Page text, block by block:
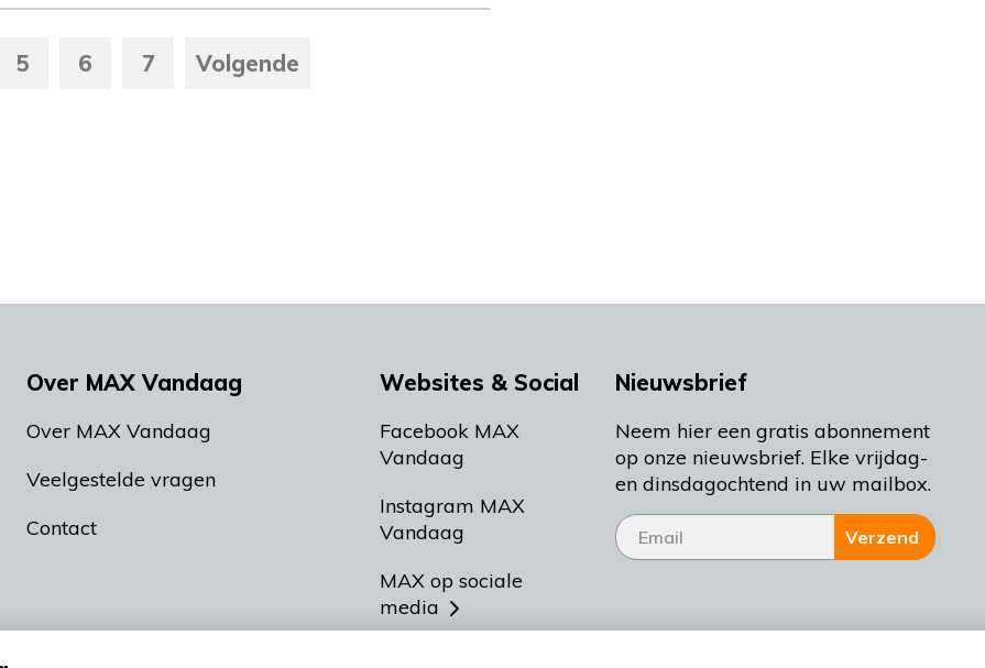
5 6 7 Volgende
Over MAX Vandaag
Over MAX Vandaag
Veelgestelde vragen
Contact
Websites & Social
Facebook MAX
Vandaag
Instagram MAX
Vandaag
MAX op sociale
media
Nieuwsbrief
Neem hier een gratis abonnement
op onze nieuwsbrief. Elke vrijdag-
en dinsdagochtend in uw mailbox.
Verzend